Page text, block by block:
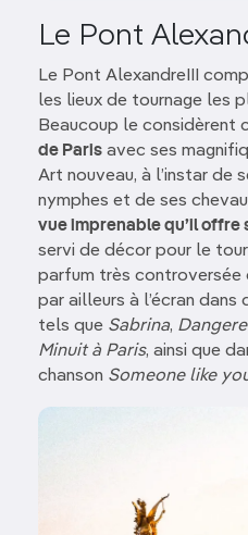
Le Pont
Le Pont AlexandreIII
les lieux de tournage les
Beaucoup le considèrent
de Paris avec ses
Art nouveau, à l’instar de
nymphes et de ses
vue imprenable qu’il offre
servi de décor pour le
parfum très controversée
par ailleurs à l’écran dans
tels que Sabrina,
Minuit à Paris, ainsi que
chanson Someone like
Image